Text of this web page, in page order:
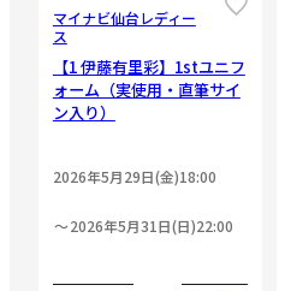
マイナビ仙台レディー
ス
【1 伊藤有里彩】1stユニフ
ォーム（実使用・直筆サイ
ン入り）
2026年5月29日(金)18:00
2026年5月31日(日)22:00